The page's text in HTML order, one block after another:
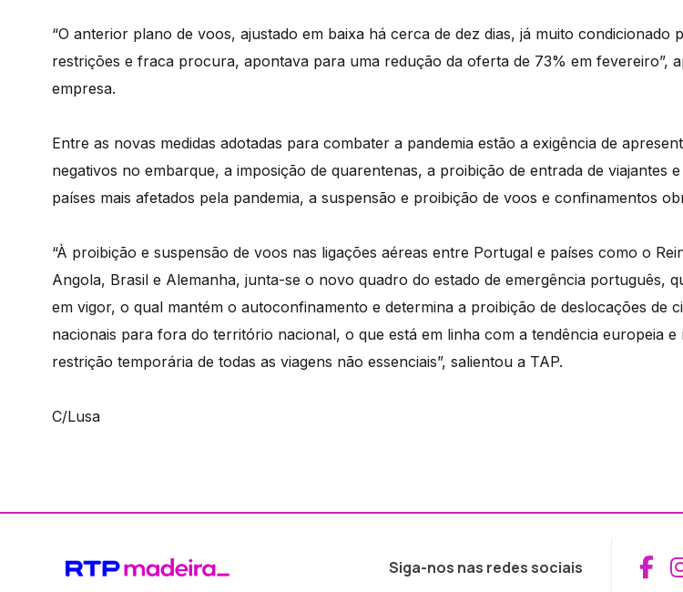
“O anterior plano de voos, ajustado em baixa há cerca de dez dias, já muito condicionado
restrições e fraca procura, apontava para uma redução da oferta de 73% em fevereiro”,
empresa.
Entre as novas medidas adotadas para combater a pandemia estão a exigência de
negativos no embarque, a imposição de quarentenas, a proibição de entrada de viajantes
países mais afetados pela pandemia, a suspensão e proibição de voos e confinamentos
“À proibição e suspensão de voos nas ligações aéreas entre Portugal e países como o
Angola, Brasil e Alemanha, junta-se o novo quadro do estado de emergência português,
em vigor, o qual mantém o autoconfinamento e determina a proibição de deslocações de
nacionais para fora do território nacional, o que está em linha com a tendência europeia e
restrição temporária de todas as viagens não essenciais”, salientou a TAP.
C/Lusa
Siga-nos nas redes sociais